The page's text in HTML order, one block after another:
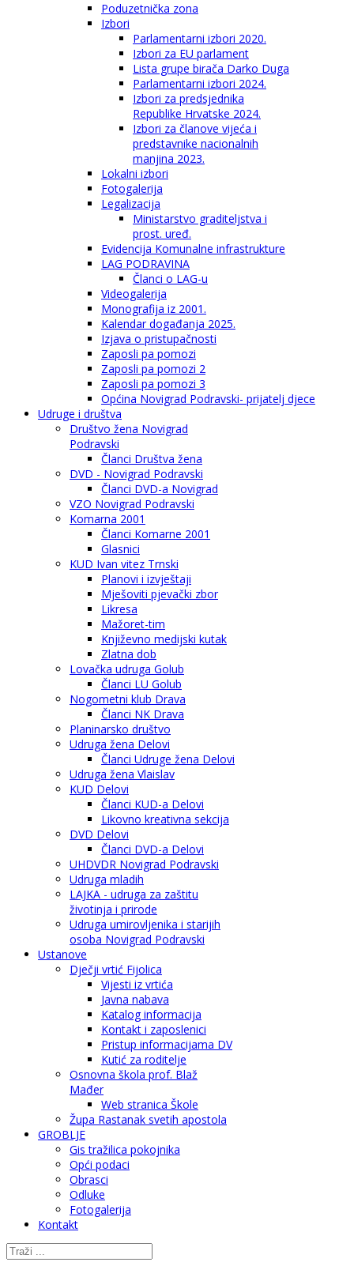
Poduzetnička zona
Izbori
Parlamentarni izbori 2020.
Izbori za EU parlament
Lista grupe birača Darko Duga
Parlamentarni izbori 2024.
Izbori za predsjednika
Republike Hrvatske 2024.
Izbori za članove vijeća i
predstavnike nacionalnih
manjina 2023.
Lokalni izbori
Fotogalerija
Legalizacija
Ministarstvo graditeljstva i
prost. uređ.
Evidencija Komunalne infrastrukture
LAG PODRAVINA
Članci o LAG-u
Videogalerija
Monografija iz 2001.
Kalendar događanja 2025.
Izjava o pristupačnosti
Zaposli pa pomozi
Zaposli pa pomozi 2
Zaposli pa pomozi 3
Općina Novigrad Podravski- prijatelj djece
Udruge i društva
Društvo žena Novigrad
Podravski
Članci Društva žena
DVD - Novigrad Podravski
Članci DVD-a Novigrad
VZO Novigrad Podravski
Komarna 2001
Članci Komarne 2001
Glasnici
KUD Ivan vitez Trnski
Planovi i izvještaji
Mješoviti pjevački zbor
Likresa
Mažoret-tim
Književno medijski kutak
Zlatna dob
Lovačka udruga Golub
Članci LU Golub
Nogometni klub Drava
Članci NK Drava
Planinarsko društvo
Udruga žena Delovi
Članci Udruge žena Delovi
Udruga žena Vlaislav
KUD Delovi
Članci KUD-a Delovi
Likovno kreativna sekcija
DVD Delovi
Članci DVD-a Delovi
UHDVDR Novigrad Podravski
Udruga mladih
LAJKA - udruga za zaštitu
životinja i prirode
Udruga umirovljenika i starijih
osoba Novigrad Podravski
Ustanove
Dječji vrtić Fijolica
Vijesti iz vrtića
Javna nabava
Katalog informacija
Kontakt i zaposlenici
Pristup informacijama DV
Kutić za roditelje
Osnovna škola prof. Blaž
Mađer
Web stranica Škole
Župa Rastanak svetih apostola
GROBLJE
Gis tražilica pokojnika
Opći podaci
Obrasci
Odluke
Fotogalerija
Kontakt